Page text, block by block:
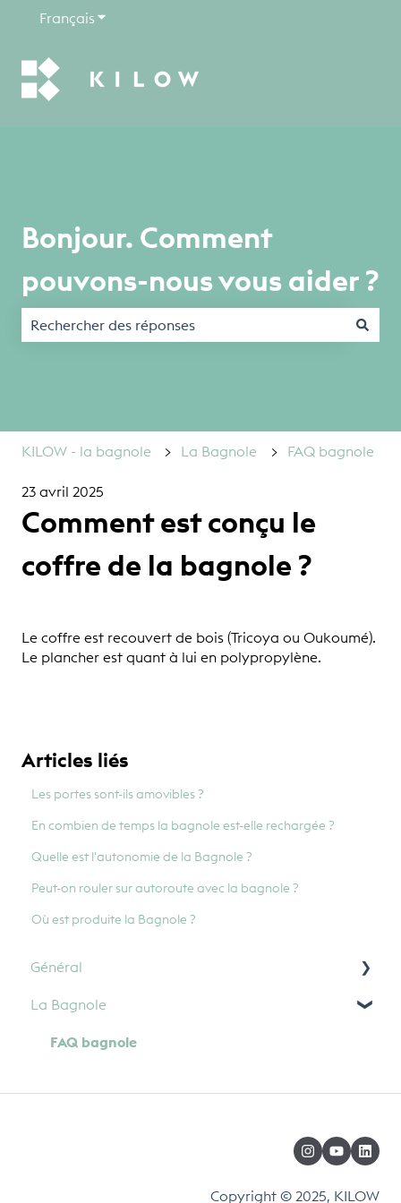
Français Afficher le sous-menu pour les traductions
Bonjour. Comment
pouvons-nous vous aider ?
KILOW - la bagnole La Bagnole FAQ bagnole
23 avril 2025
Comment est conçu le
coffre de la bagnole ?
Le coffre est recouvert de bois (Tricoya ou Oukoumé).
Le plancher est quant à lui en polypropylène.
Articles liés
Les portes sont-ils amovibles ?
En combien de temps la bagnole est-elle rechargée ?
Quelle est l'autonomie de la Bagnole ?
Peut-on rouler sur autoroute avec la bagnole ?
Où est produite la Bagnole ?
Général
Paiement
La Bagnole
FAQ bagnole
Copyright © 2025, KILOW